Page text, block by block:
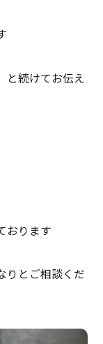
続けてお伝え
おります
りとご相談くだ